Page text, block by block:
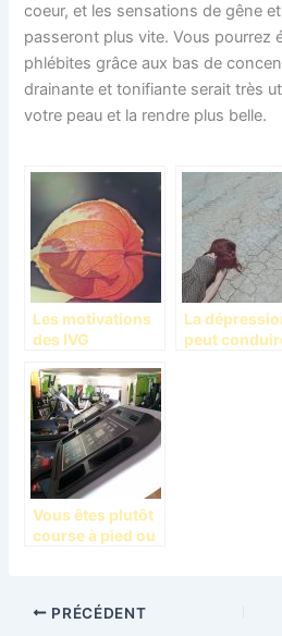
coeur, et les sensations de gêne
passeront plus vite. Vous pourrez
phlébites grâce aux bas de
drainante et tonifiante serait très
votre peau et la rendre plus belle.
Les motivations
des IVG
volontaire de la
grossesse) chez
les jeunes filles
La
peut
Vous êtes plutôt
course à pied ou
PRÉCÉDENT